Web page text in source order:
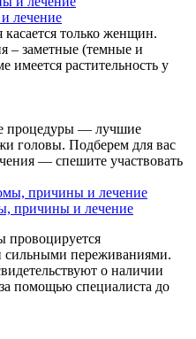
лечение
только женщин.
– заметные (темные и
имеется растительность у
процедуры — лучшие
головы. Подберем для вас
— спешите участвовать
причины и лечение
провоцируется
сильными переживаниями.
о наличии
помощью специалиста до